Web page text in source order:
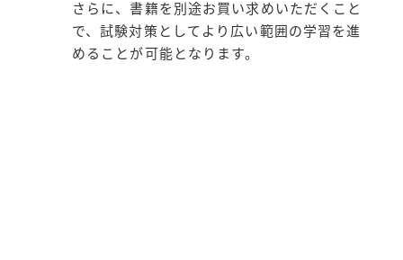
さらに、書籍を別途お買い求めいただくこと
で、試験対策としてより広い範囲の学習を進
めることが可能となります。